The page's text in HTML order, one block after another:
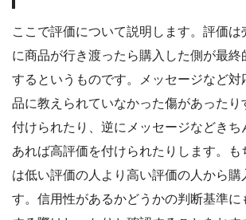
ここで評価について説明します。評価
に商品が行き渡ったら購入した側が最終
するというものです。メッセージなど対
品に教えられていなかった傷があったり
付けられたり、逆にメッセージなどきち
あれば高評価を付けられたりします。も
は低い評価の人より高い評価の人から購
す。信用性があるかどうかの判断基準に